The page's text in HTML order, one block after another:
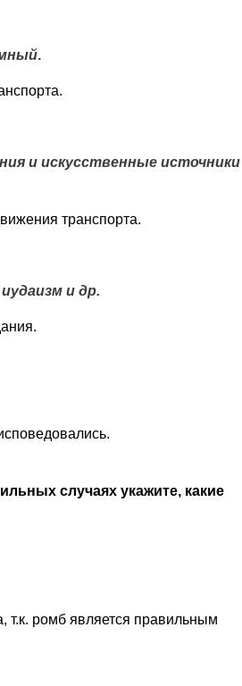
.
и искусственные источники
транспорта.
и др.
случаях укажите, какие
т.к. ромб является правильным